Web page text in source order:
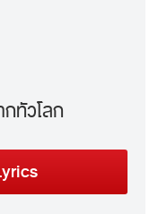
ทั่วโลก